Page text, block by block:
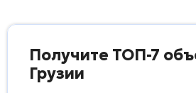
Получите ТОП-7
Грузии